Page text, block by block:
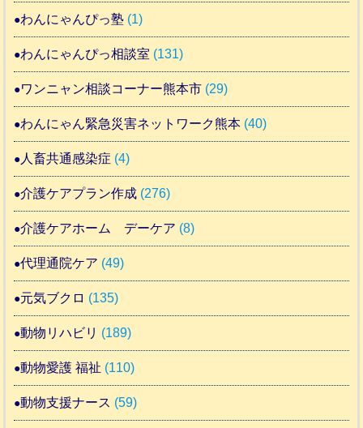
わんにゃんぴっ塾 (1)
わんにゃんぴっ相談室 (131)
ワンニャン相談コーナー熊本市 (29)
わんにゃん緊急災害ネットワーク熊本 (40)
人畜共通感染症 (4)
介護ケアプラン作成 (276)
介護ケアホーム デーケア (8)
代理通院ケア (49)
元気ブクロ (135)
動物リハビリ (189)
動物愛護 福祉 (110)
動物支援ナース (59)